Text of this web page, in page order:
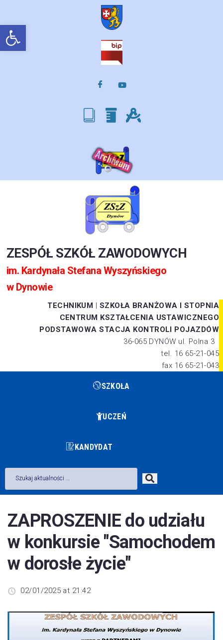
Otwórz pasek narzędzi
ZESPÓŁ SZKÓŁ ZAWODOWYCH
im. Kardynała Stefana Wyszyńskiego
w Dynowie
TECHNIKUM | SZKOŁA BRANŻOWA I STOPNIA
CENTRUM KSZTAŁCENIA USTAWICZNEGO
PODSTAWOWA STACJA KONTROLI POJAZDÓW
36-065 DYNÓW ul. Polna 3
tel. 16 65-21-045
fax 16 65-21-043
SZKOŁA
UCZEŃ
KANDYDAT
ZAPROSZENIE do udziału
w konkursie "Samochodem
w dorosłe życie"
02/01/2025 at 21:42